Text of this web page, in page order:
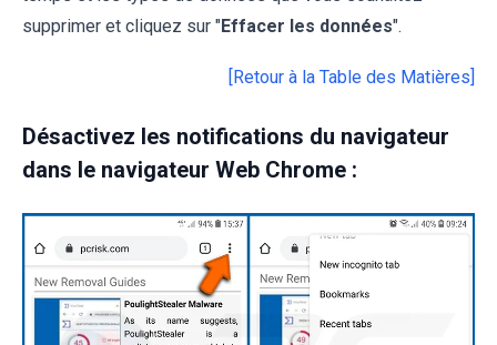
supprimer et cliquez sur "Effacer les données".
[Retour à la Table des Matières]
Désactivez les notifications du navigateur
dans le navigateur Web Chrome :